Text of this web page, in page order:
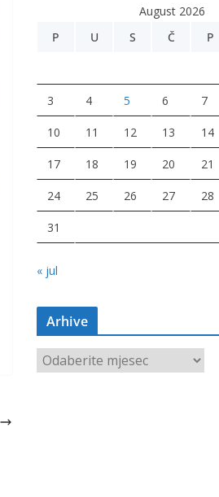
August 2026
P
U S Č P
3 4 5 6 7
10 11 12 13 14
17 18 19 20 21
24 25 26 27 28
31
« jul
Arhive
A
r